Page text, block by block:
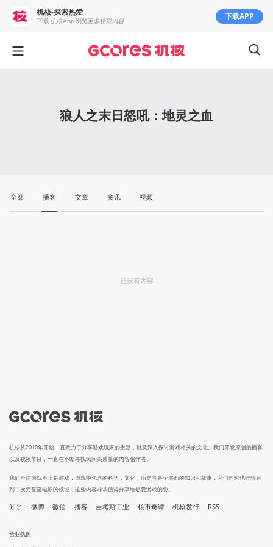
狼人之末日怒吼：地灵之血
全部 播客 文章 资讯 视频
还没有内容
机核从2010年开始一直致力于分享游戏玩家的生活，以及深入探讨游戏相关的文化。我们开发原创的播客
以及视频节目，一直在不断寻找民间高质量的内容创作者。
我们坚信游戏不止是游戏，游戏中包含的科学，文化，历史等各个层面的知识和故事，它们同时也会辐射
到二次元甚至电影的领域，这些内容非常值得分享给热爱游戏的您。
知乎 微博 微信 播客 吉考斯工业 核市奇谭 机核发行 RSS
营业执照
机核-探索热爱
下载 机核App 浏览更多精彩内容 下载APP